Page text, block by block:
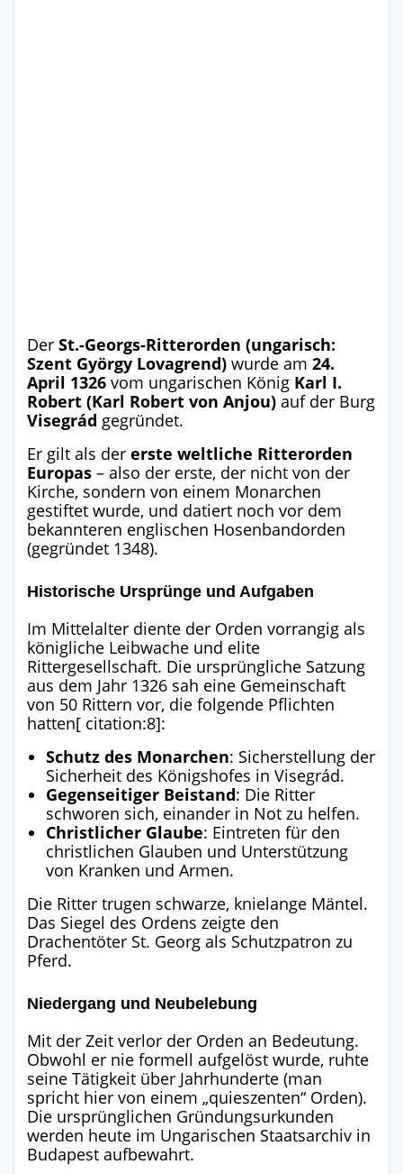
Der St.-Georgs-Ritterorden (ungarisch:
Szent György Lovagrend) wurde am 24.
April 1326 vom ungarischen König Karl I.
Robert (Karl Robert von Anjou) auf der Burg
Visegrád gegründet.
Er gilt als der erste weltliche Ritterorden
Europas – also der erste, der nicht von der
Kirche, sondern von einem Monarchen
gestiftet wurde, und datiert noch vor dem
bekannteren englischen Hosenbandorden
(gegründet 1348).
Historische Ursprünge und Aufgaben
Im Mittelalter diente der Orden vorrangig als
königliche Leibwache und elite
Rittergesellschaft. Die ursprüngliche Satzung
aus dem Jahr 1326 sah eine Gemeinschaft
von 50 Rittern vor, die folgende Pflichten
hatten[ citation:8]:
Schutz des Monarchen: Sicherstellung der
Sicherheit des Königshofes in Visegrád.
Gegenseitiger Beistand: Die Ritter
schworen sich, einander in Not zu helfen.
Christlicher Glaube: Eintreten für den
christlichen Glauben und Unterstützung
von Kranken und Armen.
Die Ritter trugen schwarze, knielange Mäntel.
Das Siegel des Ordens zeigte den
Drachentöter St. Georg als Schutzpatron zu
Pferd.
Niedergang und Neubelebung
Mit der Zeit verlor der Orden an Bedeutung.
Obwohl er nie formell aufgelöst wurde, ruhte
seine Tätigkeit über Jahrhunderte (man
spricht hier von einem „quieszenten“ Orden).
Die ursprünglichen Gründungsurkunden
werden heute im Ungarischen Staatsarchiv in
Budapest aufbewahrt.